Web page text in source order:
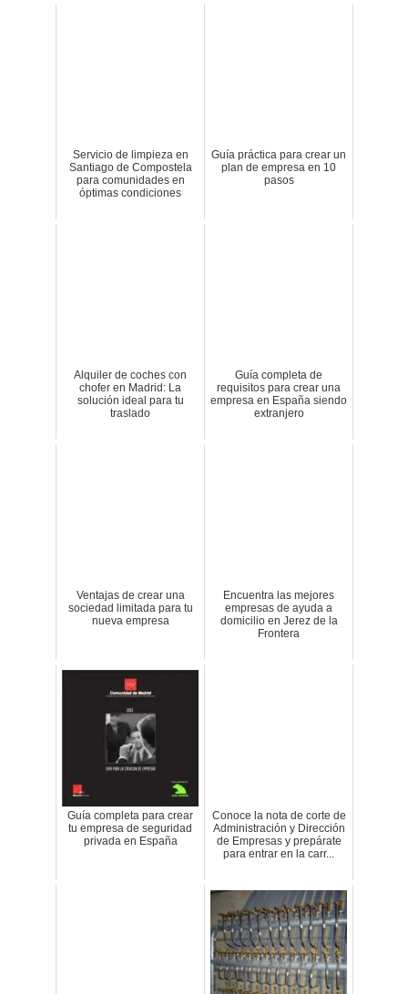
Servicio de limpieza en
Santiago de Compostela
para comunidades en
óptimas condiciones
Guía práctica para crear un
plan de empresa en 10
pasos
Alquiler de coches con
chofer en Madrid: La
solución ideal para tu
traslado
Guía completa de
requisitos para crear una
empresa en España siendo
extranjero
Ventajas de crear una
sociedad limitada para tu
nueva empresa
Encuentra las mejores
empresas de ayuda a
domicilio en Jerez de la
Frontera
Guía completa para crear
tu empresa de seguridad
privada en España
Conoce la nota de corte de
Administración y Dirección
de Empresas y prepárate
para entrar en la carr...